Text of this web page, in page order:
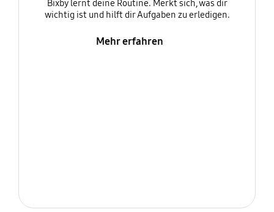
Bixby lernt deine Routine. Merkt sich, was dir
wichtig ist und hilft dir Aufgaben zu erledigen.
Mehr erfahren